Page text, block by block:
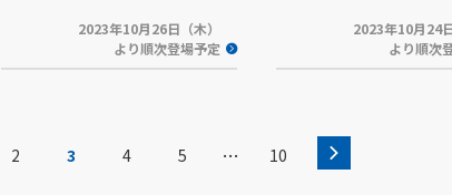
2023年10月26日（木）
より順次登場予定
2023年10月24
より順次
2 3 4 5 … 10